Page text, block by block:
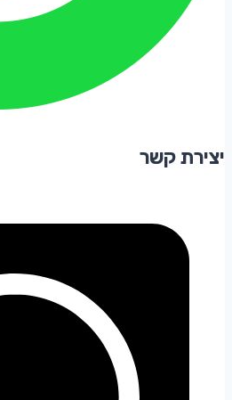
יצירת קשר